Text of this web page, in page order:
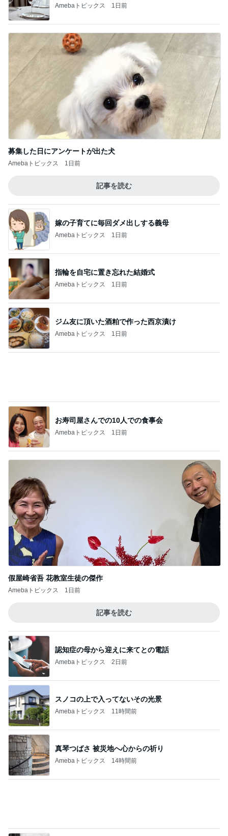
募集した日にアンケートが出た犬
Amebaトピックス
記事を読む
Amebaトピックス 1日前
指輪を自宅に置き忘れた結婚式
Amebaトピックス 1日前
ジム友に頂いた酒粕で作った西京漬け
Amebaトピックス 1日前
假屋崎省吾 花教室生徒の傑作
Amebaトピックス
記事を読む
Amebaトピックス 2日前
スノコの上で入ってないその光景
Amebaトピックス 11時間前
真琴つばさ 被災地へ心からの祈り
Amebaトピックス 14時間前